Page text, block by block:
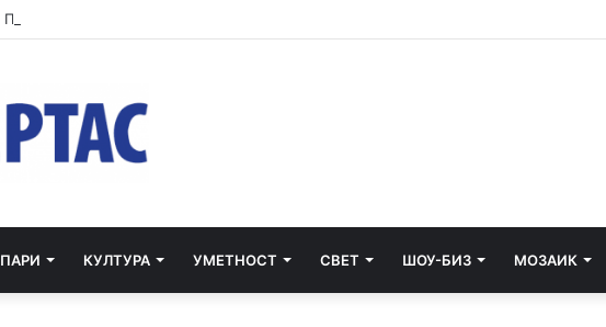
По речиси 30 години почнува судењето за убиството на Тупак Шакур
ПАРИ КУЛТУРА УМЕТНОСТ СВЕТ ШОУ-БИЗ МОЗАИК